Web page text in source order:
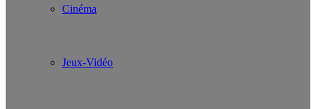
Cinéma
Jeux-Vidéo